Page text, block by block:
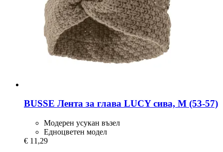
BUSSE Лента за глава LUCY сива, M (53-​57)
Модерен усукан възел
Едноцветен модел
€ 11,29